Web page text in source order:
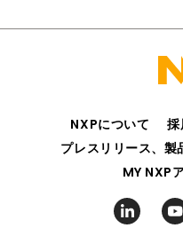
NXPについて 採
プレスリリース、製
MY NXP